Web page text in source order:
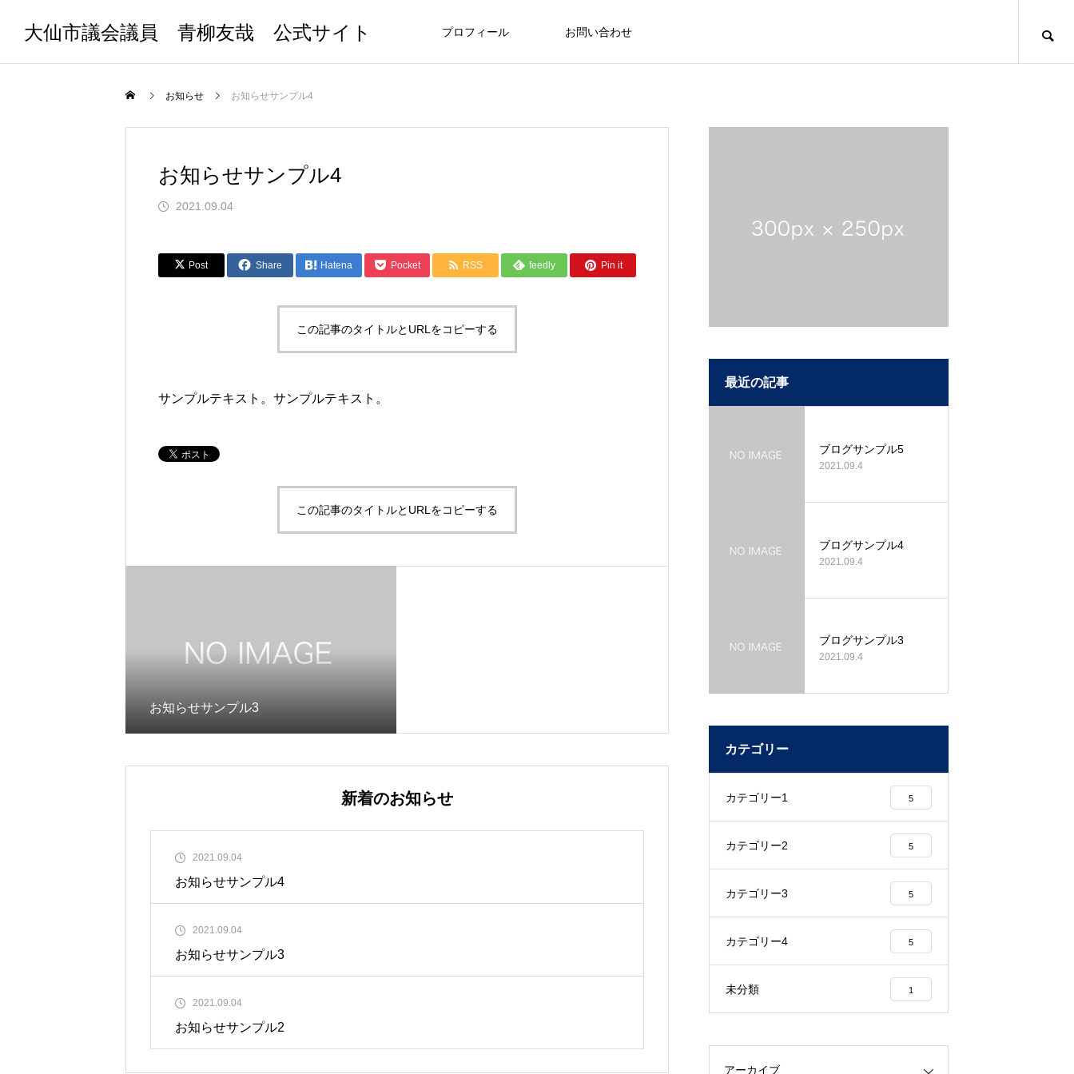
大仙市議会議員 青柳友哉 公式サイト プロフィール お問い合わせ
お知らせ お知らせサンプル4
お知らせサンプル4
2021.09.04
Post Share Hatena Pocket RSS feedly Pin it
この記事のタイトルとURLをコピーする
サンプルテキスト。サンプルテキスト。
この記事のタイトルとURLをコピーする
お知らせサンプル3
新着のお知らせ
2021.09.04
お知らせサンプル4
2021.09.04
お知らせサンプル3
2021.09.04
お知らせサンプル2
最近の記事
ブログサンプル5
2021.09.4
ブログサンプル4
2021.09.4
ブログサンプル3
2021.09.4
カテゴリー
カテゴリー1 5
カテゴリー2 5
カテゴリー3 5
カテゴリー4 5
未分類 1
アーカイブ